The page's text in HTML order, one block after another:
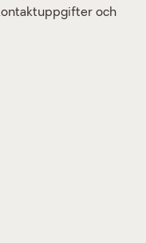
och